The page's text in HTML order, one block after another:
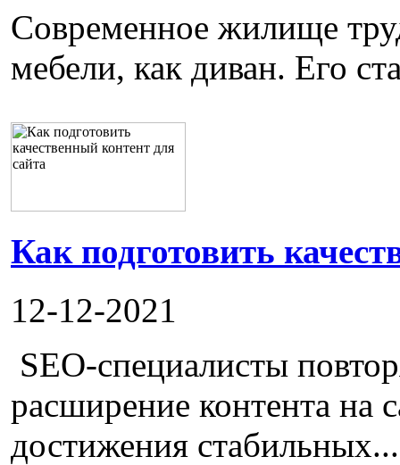
Современное жилище
мебели, как диван. Его
Как подготовить
12-12-2021
SEO-специалисты
расширение контента на
достижения стабильных...